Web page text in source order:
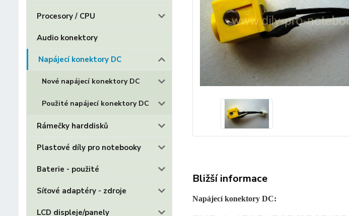
Procesory / CPU
Audio konektory
Napájecí konektory DC
Nové napájecí konektory DC
Použité napájecí konektory DC
Rámečky harddisků
Plastové díly pro notebooky
Baterie - použité
Síťové adaptéry - zdroje
LCD displeje/panely
Bližší informace
Napájecí konektory DC: